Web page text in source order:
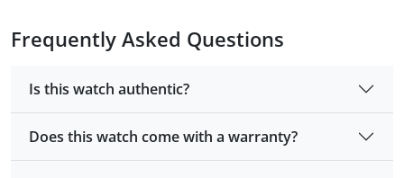
Frequently Asked Questions
Is this watch authentic?
Does this watch come with a warranty?